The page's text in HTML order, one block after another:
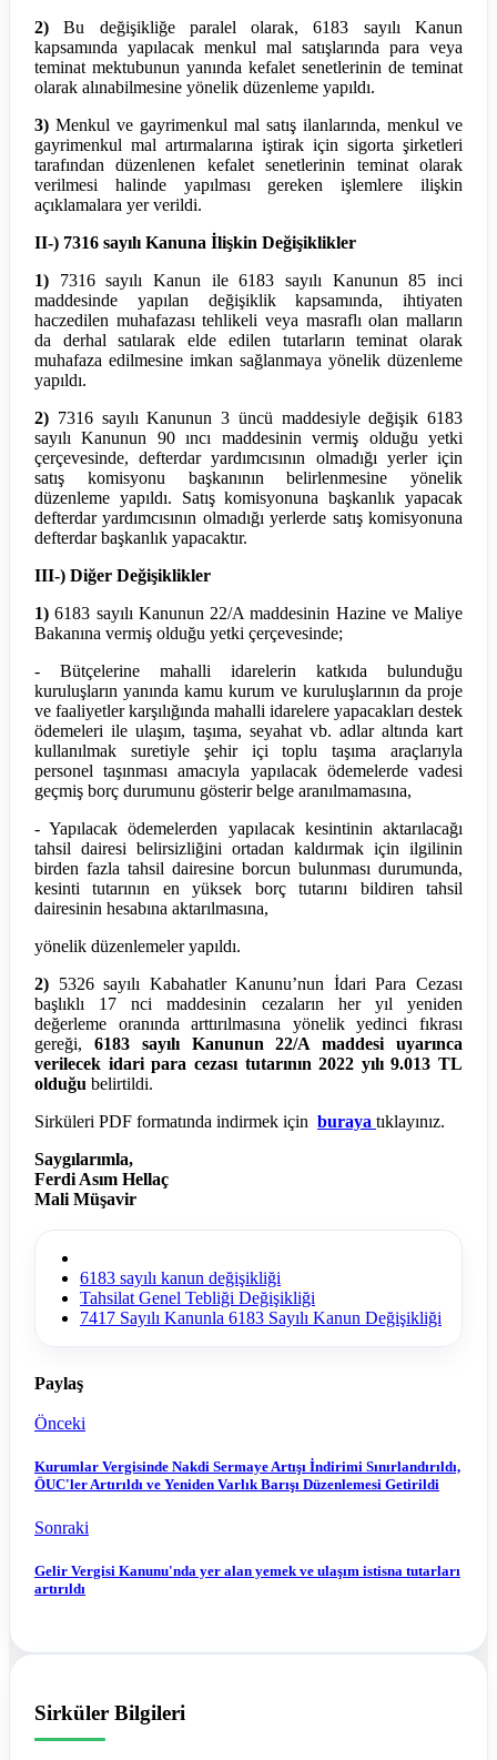
2) Bu değişikliğe paralel olarak, 6183 sayılı Kanun
kapsamında yapılacak menkul mal satışlarında para veya
teminat mektubunun yanında kefalet senetlerinin de teminat
olarak alınabilmesine yönelik düzenleme yapıldı.
3) Menkul ve gayrimenkul mal satış ilanlarında, menkul ve
gayrimenkul mal artırmalarına iştirak için sigorta şirketleri
tarafından düzenlenen kefalet senetlerinin teminat olarak
verilmesi halinde yapılması gereken işlemlere ilişkin
açıklamalara yer verildi.
II-) 7316 sayılı Kanuna İlişkin Değişiklikler
1) 7316 sayılı Kanun ile 6183 sayılı Kanunun 85 inci
maddesinde yapılan değişiklik kapsamında, ihtiyaten
haczedilen muhafazası tehlikeli veya masraflı olan malların
da derhal satılarak elde edilen tutarların teminat olarak
muhafaza edilmesine imkan sağlanmaya yönelik düzenleme
yapıldı.
2) 7316 sayılı Kanunun 3 üncü maddesiyle değişik 6183
sayılı Kanunun 90 ıncı maddesinin vermiş olduğu yetki
çerçevesinde, defterdar yardımcısının olmadığı yerler için
satış komisyonu başkanının belirlenmesine yönelik
düzenleme yapıldı. Satış komisyonuna başkanlık yapacak
defterdar yardımcısının olmadığı yerlerde satış komisyonuna
defterdar başkanlık yapacaktır.
III-) Diğer Değişiklikler
1) 6183 sayılı Kanunun 22/A maddesinin Hazine ve Maliye
Bakanına vermiş olduğu yetki çerçevesinde;
- Bütçelerine mahalli idarelerin katkıda bulunduğu
kuruluşların yanında kamu kurum ve kuruluşlarının da proje
ve faaliyetler karşılığında mahalli idarelere yapacakları destek
ödemeleri ile ulaşım, taşıma, seyahat vb. adlar altında kart
kullanılmak suretiyle şehir içi toplu taşıma araçlarıyla
personel taşınması amacıyla yapılacak ödemelerde vadesi
geçmiş borç durumunu gösterir belge aranılmamasına,
- Yapılacak ödemelerden yapılacak kesintinin aktarılacağı
tahsil dairesi belirsizliğini ortadan kaldırmak için ilgilinin
birden fazla tahsil dairesine borcun bulunması durumunda,
kesinti tutarının en yüksek borç tutarını bildiren tahsil
dairesinin hesabına aktarılmasına,
yönelik düzenlemeler yapıldı.
2) 5326 sayılı Kabahatler Kanunu’nun İdari Para Cezası
başlıklı 17 nci maddesinin cezaların her yıl yeniden
değerleme oranında arttırılmasına yönelik yedinci fıkrası
gereği, 6183 sayılı Kanunun 22/A maddesi uyarınca
verilecek idari para cezası tutarının 2022 yılı 9.013 TL
olduğu belirtildi.
Sirküleri PDF formatında indirmek için buraya tıklayınız.
Saygılarımla,
Ferdi Asım Hellaç
Mali Müşavir
6183 sayılı kanun değişikliği
Tahsilat Genel Tebliği Değişikliği
7417 Sayılı Kanunla 6183 Sayılı Kanun Değişikliği
Paylaş
Önceki
Kurumlar Vergisinde Nakdi Sermaye Artışı İndirimi Sınırlandırıldı,
ÖUC'ler Artırıldı ve Yeniden Varlık Barışı Düzenlemesi Getirildi
Sonraki
Gelir Vergisi Kanunu'nda yer alan yemek ve ulaşım istisna tutarları
artırıldı
Sirküler Bilgileri